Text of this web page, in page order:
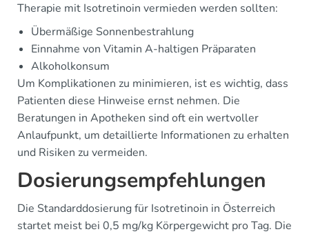
Therapie mit Isotretinoin vermieden werden sollten:
Übermäßige Sonnenbestrahlung
Einnahme von Vitamin A-haltigen Präparaten
Alkoholkonsum
Um Komplikationen zu minimieren, ist es wichtig, dass
Patienten diese Hinweise ernst nehmen. Die
Beratungen in Apotheken sind oft ein wertvoller
Anlaufpunkt, um detaillierte Informationen zu erhalten
und Risiken zu vermeiden.
Dosierungsempfehlungen
Die Standarddosierung für Isotretinoin in Österreich
startet meist bei 0,5 mg/kg Körpergewicht pro Tag. Die